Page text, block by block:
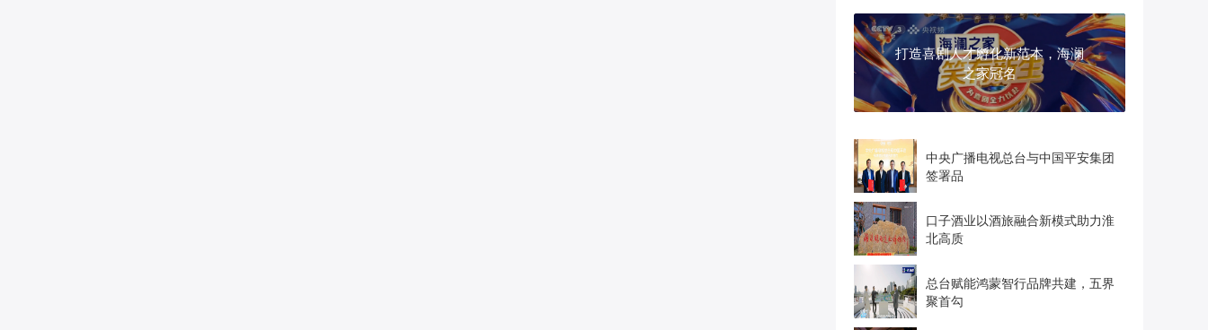
打造喜剧人才孵化新范本，海澜
之家冠名
中央广播电视总台与中国平安集团
签署品
口子酒业以酒旅融合新模式助力淮
北高质
总台赋能鸿蒙智行品牌共建，五界
聚首勾